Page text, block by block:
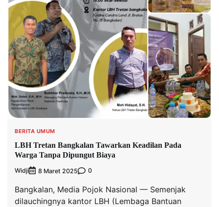
BERITA UMUM
LBH Tretan Bangkalan Tawarkan Keadilan Pada
Warga Tanpa Dipungut Biaya
Widji 8 Maret 2025 0
Bangkalan, Media Pojok Nasional — Semenjak
dilauchingnya kantor LBH (Lembaga Bantuan